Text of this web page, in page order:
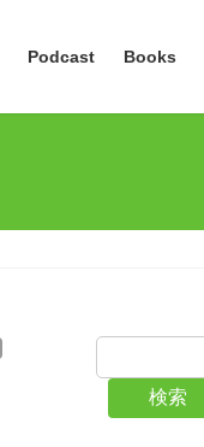
Podcast Books
検索